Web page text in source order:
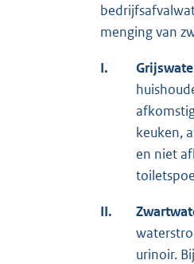
menging van
I.
keuken,
en niet
II.
urinoir.